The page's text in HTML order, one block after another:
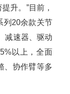
升。”目前，
列20余款关节
减速器、驱动
以上，全面
、协作臂等多